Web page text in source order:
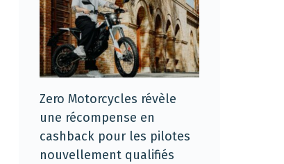
Zero Motorcycles révèle
une récompense en
cashback pour les pilotes
nouvellement qualifiés